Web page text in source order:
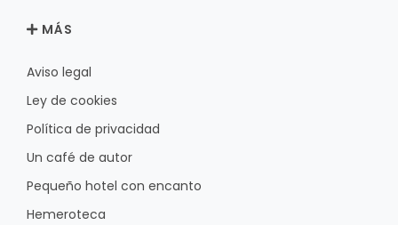
MÁS
Aviso legal
Ley de cookies
Política de privacidad
Un café de autor
Pequeño hotel con encanto
Hemeroteca